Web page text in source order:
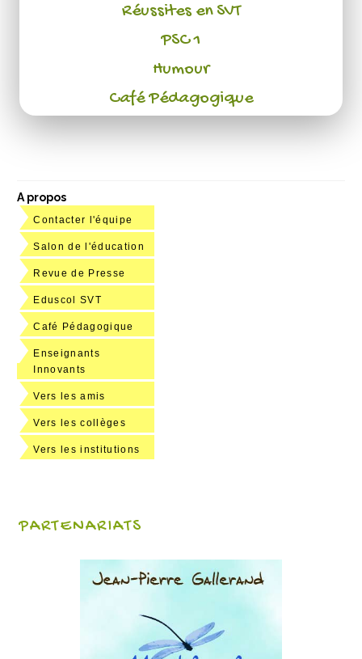
Réussites en SVT
PSC 1
Humour
Café Pédagogique
A propos
Contacter l'équipe
Salon de l'éducation
Revue de Presse
Eduscol SVT
Café Pédagogique
Enseignants
Innovants
Vers les amis
Vers les collèges
Vers les institutions
PARTENARIATS